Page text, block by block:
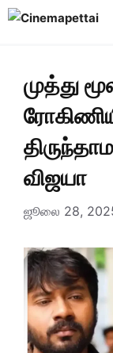
Skip
முத்து
விஜயா
ஜூலை 28,